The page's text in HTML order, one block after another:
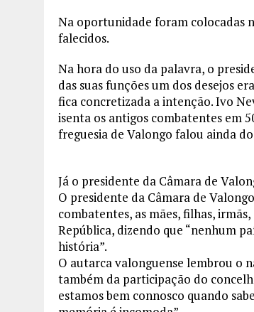
Na oportunidade foram colocadas
falecidos.
Na hora do uso da palavra, o
das suas funções um dos desejos
fica concretizada a intenção. Ivo
isenta os antigos combatentes em
freguesia de Valongo falou ainda
Já o presidente da Câmara de
O presidente da Câmara de
combatentes, as mães, filhas,
República, dizendo que “nenhum
história”.
O autarca valonguense lembrou o
também da participação do
estamos bem connosco quando